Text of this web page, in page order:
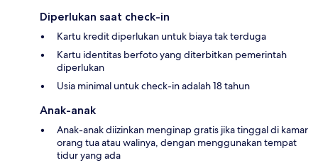
Diperlukan saat check-in
Kartu kredit diperlukan untuk biaya tak terduga
Kartu identitas berfoto yang diterbitkan pemerintah
diperlukan
Usia minimal untuk check-in adalah 18 tahun
Anak-anak
Anak-anak diizinkan menginap gratis jika tinggal di kamar
orang tua atau walinya, dengan menggunakan tempat
tidur yang ada